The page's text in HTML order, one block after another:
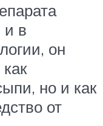
и в
он
но и как
от